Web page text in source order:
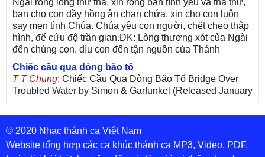
Ngài rộng lòng thứ tha, xin rộng ban tình yêu và tha thứ,
ban cho con đầy hồng ân chan chứa, xin cho con luôn
say men tình Chúa. Chúa yêu con người, chết cheo thập
hình, để cứu độ trần gian.ĐK: Lòng thương xót của Ngài
đến chúng con, dìu con đến tận nguồn của Thánh
Chiếc cầu qua dòng bão tố
T T Chung: Chiếc Cầu Qua Dòng Bão Tố Bridge Over
Troubled Water by Simon & Garfunkel (Released January
26, 1970) Lời Việt: Nhạc Sĩ Vũ Đức Nghiêm Trình Bày:
Chung Tử Lưu
De Colores! (Lời Việt)
Son Vu: Bài hát có lời chưa.Cám ơn
© 2020 Nhạc thánh ca Việt Nam
Website tổng hợp các ca khúc thánh ca MP3, Video, PDF,